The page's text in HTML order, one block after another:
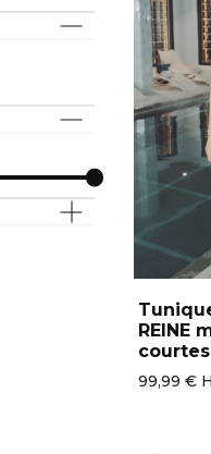
REINE
courtes
99,99 €